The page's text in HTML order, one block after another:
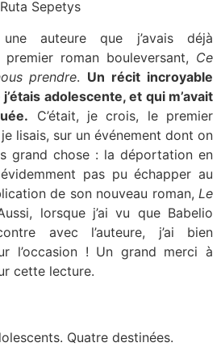
Ruta Sepetys
auteure que j’avais déjà
roman bouleversant, Ce
prendre. Un récit incroyable
adolescente, et qui m’avait
C’était, je crois, le premier
lisais, sur un événement dont on
grand chose : la déportation en
pas pu échapper au
de son nouveau roman, Le
lorsque j’ai vu que Babelio
avec l’auteure, j’ai bien
l’occasion ! Un grand merci à
cette lecture.
Quatre destinées.